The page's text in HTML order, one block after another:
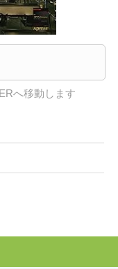
へ移動します